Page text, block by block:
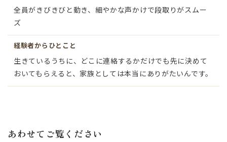
全員がきびきびと動き、細やかな声かけで段取りがスムー
ズ
経験者からひとこと
生きているうちに、どこに連絡するかだけでも先に決めて
おいてもらえると、家族としては本当にありがたいんです。
あわせてご覧ください